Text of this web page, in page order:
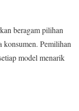
beragam pilihan
konsumen. Pemilihan
model menarik